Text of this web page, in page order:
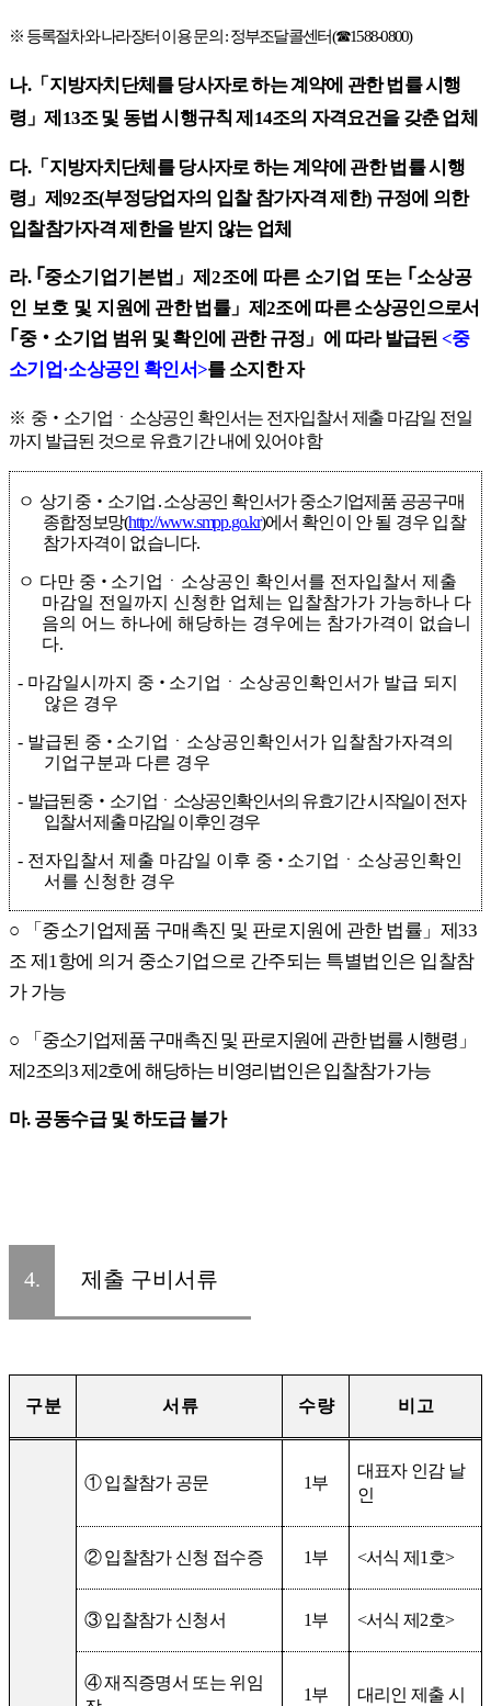
※ 등록절차와 나라장터 이용 문의 :정부조달콜센터(☎1588-0800)
나.「 지방자치단체를 당사자로 하는 계약에 관한 법률 시행
령 」제 13조 및 동법 시행규칙 제 14조의 자격요건을 갖춘 업체
다.「 지방자치단체를 당사자로 하는 계약에 관한 법률 시행
령 」 제92조(부정당업자의 입찰 참가자격 제한) 규정에 의한
입찰참가자격 제한을 받지 않는 업체
라. ｢ 중소기업기본법 」제2조에 따른 소기업 또는 ｢ 소상공
인 보호 및 지원에 관한 법률」 제2조에 따른 소상공인으로서
｢ 중‧ 소기업 범위 및 확인에 관한 규정 」 에 따라 발급된 <중
소기업·소상공인 확인서>를 소지한 자
※ 중‧ 소기업ㆍ소상공인 확인서는 전자입찰서 제출 마감일 전일
까지 발급된 것으로 유효기간 내에 있어야 함
ㅇ 상기 중 ‧ 소기업 ․소상공인 확인서가 중소기업제품 공공구매
종합정보망(http://www.smpp.go.kr)에서 확인이 안 될 경우 입찰
참가자격이 없습니다.
ㅇ 다만 중‧ 소기업ㆍ소상공인 확인서를 전자입찰서 제출
마감일 전일까지 신청한 업체는 입찰참가가 가능하나 다
음의 어느 하나에 해당하는 경우에는 참가가격이 없습니
다.
- 마감일시까지 중‧ 소기업ㆍ소상공인확인서가 발급 되지
않은 경우
- 발급된 중‧ 소기업ㆍ소상공인확인서가 입찰참가자격의
기업구분과 다른 경우
- 발급된 중 ‧ 소기업ㆍ소상공인확인서의 유효기간 시작일이 전자
입찰서 제출 마감일 이후인 경우
- 전자입찰서 제출 마감일 이후 중‧ 소기업ㆍ소상공인확인
서를 신청한 경우
○ 「 중소기업제품 구매촉진 및 판로지원에 관한 법률 」 제33
조 제1항에 의거 중소기업으로 간주되는 특별법인은 입찰참
가 가능
○ 「 중소기업제품 구매촉진 및 판로지원에 관한 법률 시행령 」
제2조의3제2호에 해당하는 비영리법인은 입찰참가 가능
마. 공동수급 및 하도급 불가
4. 제출 구비서류
구 분 서 류 수 량 비 고
①입찰참가 공문 1부
대표자 인감 날
인
②입찰참가 신청 접수증 1부 <서식 제 1 호>
③입찰참가 신청서 1부 <서식 제 2호>
④재직증명서 또는 위임
1부 대리인 제출 시